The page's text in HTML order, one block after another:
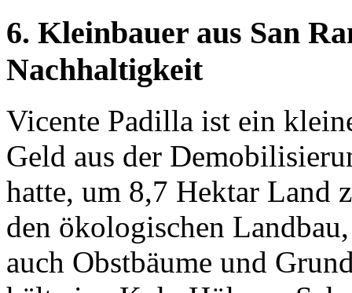
6. Kleinbauer aus San
Nachhaltigkeit
Vicente Padilla ist ein
Geld aus der
hatte, um 8,7 Hektar Land
den ökologischen
auch Obstbäume und